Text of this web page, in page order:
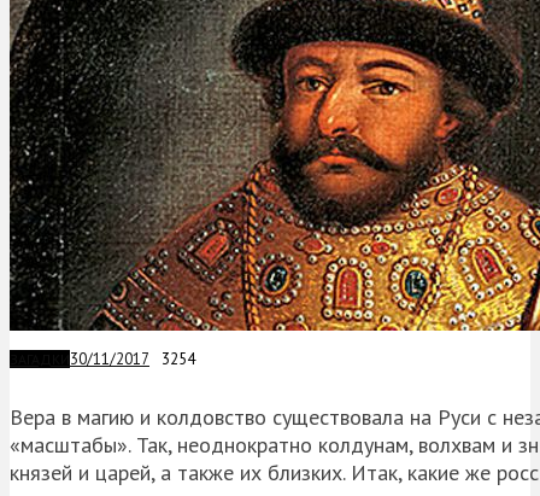
30/11/2017 3254
Вера в магию и колдовство существовала на Руси с
«масштабы». Так, неоднократно колдунам, волхвам и
князей и царей, а также их близких. Итак, какие же